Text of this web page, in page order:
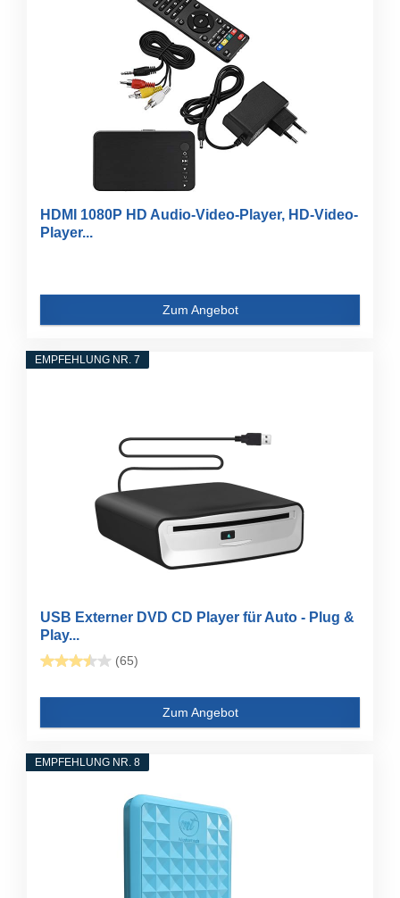
HDMI 1080P HD Audio-Video-Player, HD-Video-
Player...
Zum Angebot
EMPFEHLUNG NR. 7
USB Externer DVD CD Player für Auto - Plug &
Play...
(65)
Zum Angebot
EMPFEHLUNG NR. 8